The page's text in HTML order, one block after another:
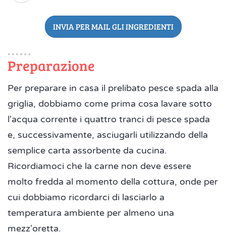
INVIA PER MAIL GLI INGREDIENTI
Preparazione
Per preparare in casa il prelibato pesce spada alla
griglia, dobbiamo come prima cosa lavare sotto
l'acqua corrente i quattro tranci di pesce spada
e, successivamente, asciugarli utilizzando della
semplice carta assorbente da cucina.
Ricordiamoci che la carne non deve essere
molto fredda al momento della cottura, onde per
cui dobbiamo ricordarci di lasciarlo a
temperatura ambiente per almeno una
mezz'oretta.